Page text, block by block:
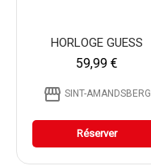
HORLOGE GUESS
59,99 €
storefront SINT-AMANDSBERG
Réserver